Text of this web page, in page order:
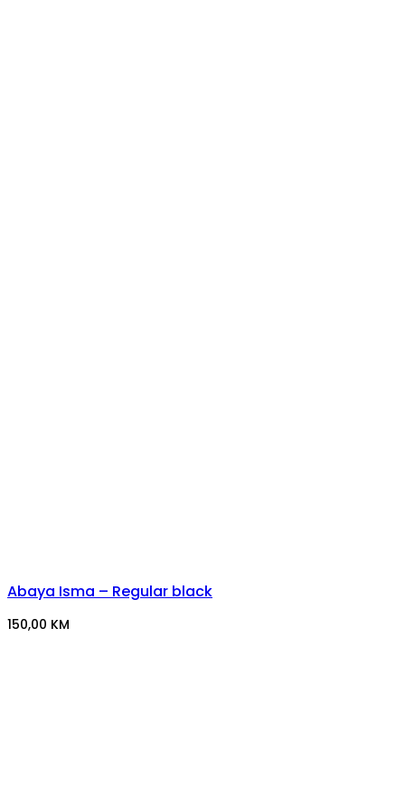
Abaya Isma – Regular black
150,00 KM